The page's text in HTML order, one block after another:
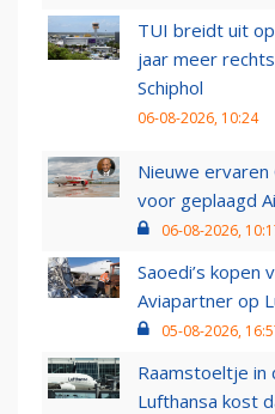
TUI breidt uit
jaar meer
Schiphol
06-08-2026, 10:24
Nieuwe
voor geplaagd
06-08-2026,
Saoedi’s kopen
Aviapartner op
05-08-2026,
Raamstoeltje in
Lufthansa kost